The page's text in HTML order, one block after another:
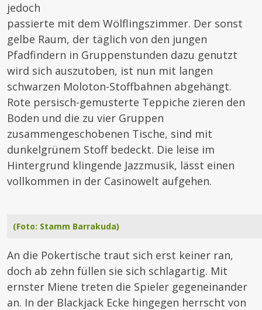
jedoch
passierte mit dem Wölflingszimmer. Der sonst
gelbe Raum, der täglich von den jungen
Pfadfindern in Gruppenstunden dazu genutzt
wird sich auszutoben, ist nun mit langen
schwarzen Moloton-Stoffbahnen abgehängt.
Rote persisch-gemusterte Teppiche zieren den
Boden und die zu vier Gruppen
zusammengeschobenen Tische, sind mit
dunkelgrünem Stoff bedeckt. Die leise im
Hintergrund klingende Jazzmusik, lässt einen
vollkommen in der Casinowelt aufgehen.
(Foto: Stamm Barrakuda)
An die Pokertische traut sich erst keiner ran,
doch ab zehn füllen sie sich schlagartig. Mit
ernster Miene treten die Spieler gegeneinander
an. In der Blackjack Ecke hingegen herrscht von